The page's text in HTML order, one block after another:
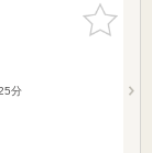
お気に入
りに追加
分